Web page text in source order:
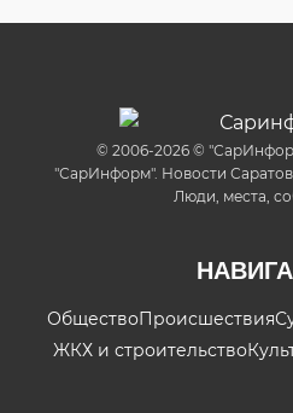
© 2006-2026 ©
"СарИнформ". Новости
Люди, места,
ОбществоПроисшествия
ЖКХ и строительство